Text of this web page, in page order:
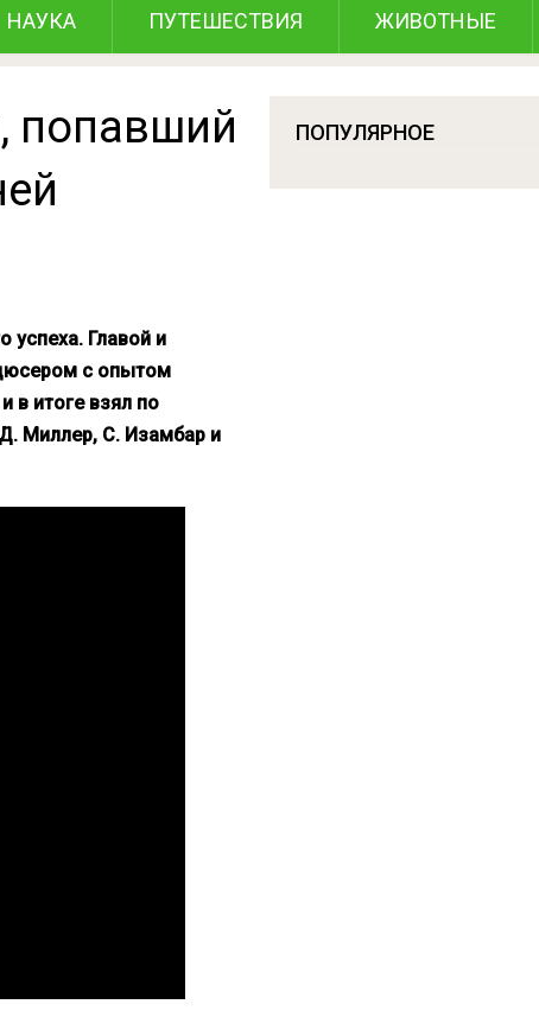
НАУКА ПУТЕШЕСТВИЯ ЖИВОТНЫЕ
попавший
успеха. Главой и
с опытом
в итоге взял по
Миллер, С. Изамбар и
ПОПУЛЯРНОЕ